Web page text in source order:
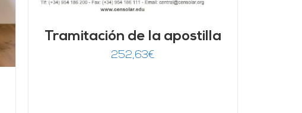
Tramitación de la apostilla
252,63€